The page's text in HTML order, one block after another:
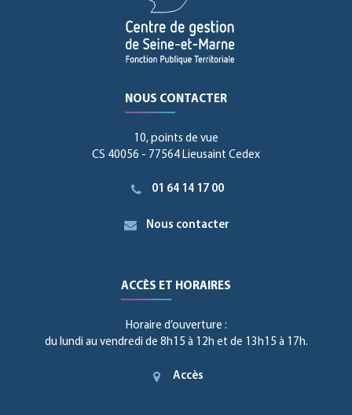
NOUS CONTACTER
10, points de vue
CS 40056 - 77564 Lieusaint Cedex
01 64 14 17 00
Nous contacter
ACCÈS ET HORAIRES
Horaire d’ouverture :
du lundi au vendredi de 8h15 à 12h et de 13h15 à 17h.
Accès